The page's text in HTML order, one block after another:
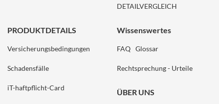
DETAILVERGLEICH
PRODUKTDETAILS
Versicherungsbedingungen
Schadensfälle
iT-haftpflicht-Card
Wissenswertes
FAQ Glossar
Rechtsprechung - Urteile
ÜBER UNS